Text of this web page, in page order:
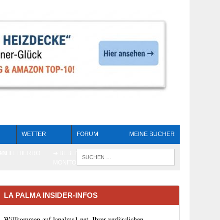
WETTER FORUM MEINE BÜCHER
LA PALMA INSIDER-INFOS